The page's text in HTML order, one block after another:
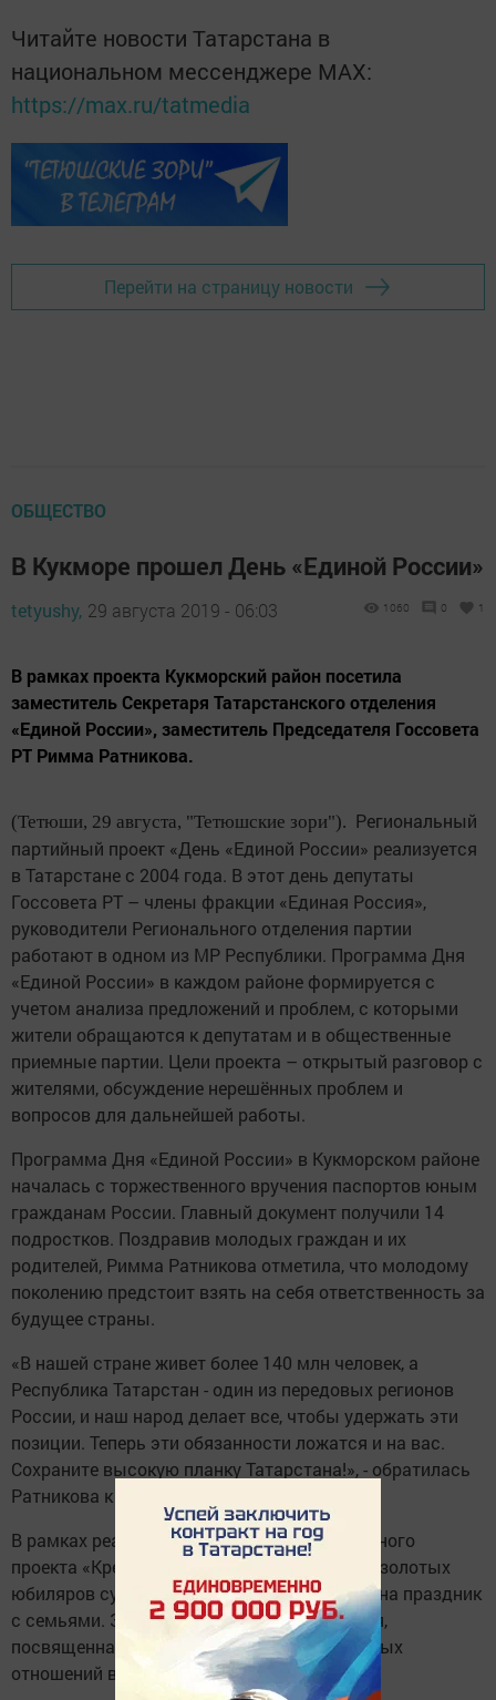
Читайте новости Татарстана в
национальном мессенджере MАХ:
https://max.ru/tatmedia
Перейти на страницу новости
ОБЩЕСТВО
В Кукморе прошел День «Единой России»
tetyushy, 29 августа 2019 - 06:03 1060 0 1
В рамках проекта Кукморский район посетила
заместитель Секретаря Татарстанского отделения
«Единой России», заместитель Председателя Госсовета
РТ Римма Ратникова.
(Тетюши, 29 августа, "Тетюшские зори"). Региональный
партийный проект «День «Единой России» реализуется
в Татарстане с 2004 года. В этот день депутаты
Госсовета РТ – члены фракции «Единая Россия»,
руководители Регионального отделения партии
работают в одном из МР Республики. Программа Дня
«Единой России» в каждом районе формируется с
учетом анализа предложений и проблем, с которыми
жители обращаются к депутатам и в общественные
приемные партии. Цели проекта – открытый разговор с
жителями, обсуждение нерешённых проблем и
вопросов для дальнейшей работы.
Программа Дня «Единой России» в Кукморском районе
началась с торжественного вручения паспортов юным
гражданам России. Главный документ получили 14
подростков. Поздравив молодых граждан и их
родителей, Римма Ратникова отметила, что молодому
поколению предстоит взять на себя ответственность за
будущее страны.
«В нашей стране живет более 140 млн человек, а
Республика Татарстан - один из передовых регионов
России, и наш народ делает все, чтобы удержать эти
позиции. Теперь эти обязанности ложатся и на вас.
Сохраните высокую планку Татарстана!», - обратилась
Ратникова к молодежи.
В рамках реализации федерального партийного
проекта «Крепкая семья» чествовали пары золотых
юбиляров супружеской жизни. Они пришли на праздник
с семьями. Здесь же состоялась дискуссия,
посвященная особенностям семейно-брачных
отношений в современных условиях.